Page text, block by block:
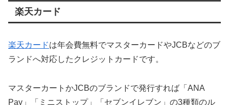
楽天カード
楽天カードは年会費無料でマスターカードやJCBなどのブ
ランドへ対応したクレジットカードです。
マスターカートかJCBのブランドで発行すれば「ANA
Pay」「ミニストップ」「セブンイレブン」の3種類のル